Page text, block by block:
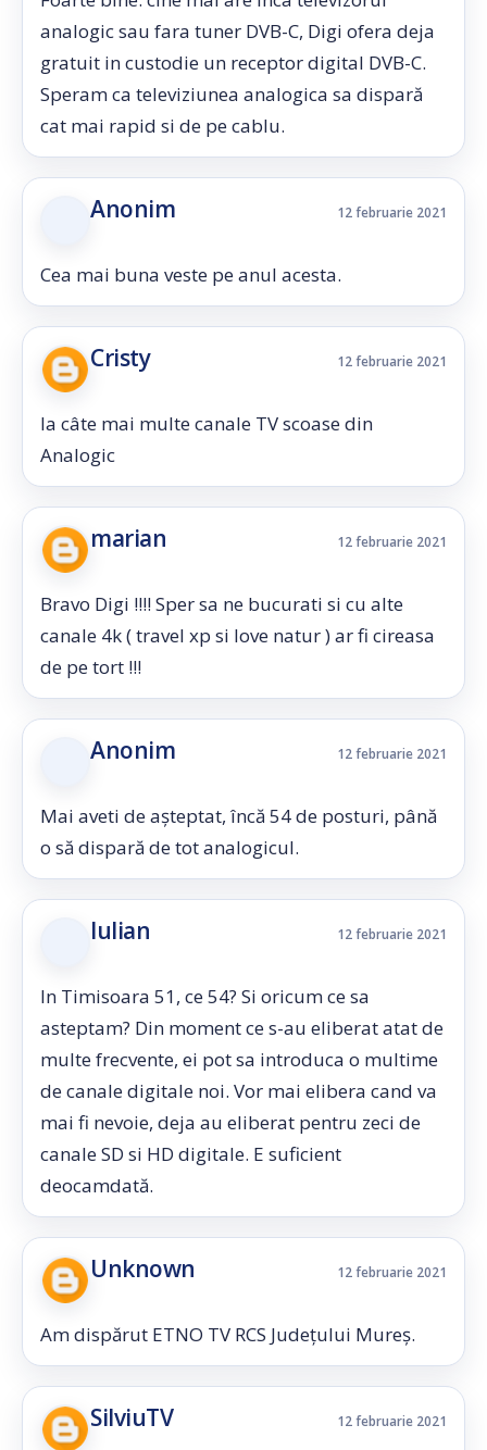
analogic sau fara tuner DVB-C, Digi ofera deja
gratuit in custodie un receptor digital DVB-C.
Speram ca televiziunea analogica sa dispară
cat mai rapid si de pe cablu.
Anonim 12 februarie 2021
Cea mai buna veste pe anul acesta.
Cristy 12 februarie 2021
la câte mai multe canale TV scoase din
Analogic
marian 12 februarie 2021
Bravo Digi !!!! Sper sa ne bucurati si cu alte
canale 4k ( travel xp si love natur ) ar fi cireasa
de pe tort !!!
Anonim 12 februarie 2021
Mai aveti de așteptat, încă 54 de posturi, până
o să dispară de tot analogicul.
Iulian 12 februarie 2021
In Timisoara 51, ce 54? Si oricum ce sa
asteptam? Din moment ce s-au eliberat atat de
multe frecvente, ei pot sa introduca o multime
de canale digitale noi. Vor mai elibera cand va
mai fi nevoie, deja au eliberat pentru zeci de
canale SD si HD digitale. E suficient
deocamdată.
Unknown 12 februarie 2021
Am dispărut ETNO TV RCS Județului Mureș.
SilviuTV 12 februarie 2021